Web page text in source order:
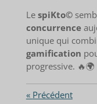
Le spiKto©
concurrence
unique qui
gamification
progressive. 🔥🌍
« Précédent